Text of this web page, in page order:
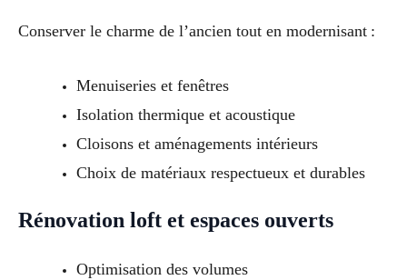
Conserver le charme de l’ancien tout en modernisant :
Menuiseries et fenêtres
Isolation thermique et acoustique
Cloisons et aménagements intérieurs
Choix de matériaux respectueux et durables
Rénovation loft et espaces ouverts
Optimisation des volumes